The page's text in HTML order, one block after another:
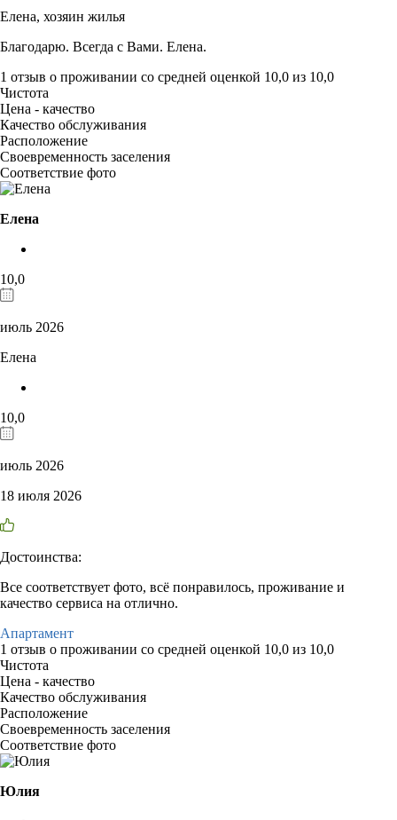
Елена, хозяин жилья
Благодарю. Всегда с Вами. Елена.
1 отзыв о проживании со средней оценкой 10,0 из 10,0
Чистота
Цена - качество
Качество обслуживания
Расположение
Своевременность заселения
Соответствие фото
Елена
10,0
июль 2026
Елена
10,0
июль 2026
18 июля 2026
Достоинства:
Все соответствует фото, всё понравилось, проживание и
качество сервиса на отлично.
Апартамент
1 отзыв о проживании со средней оценкой 10,0 из 10,0
Чистота
Цена - качество
Качество обслуживания
Расположение
Своевременность заселения
Соответствие фото
Юлия